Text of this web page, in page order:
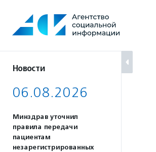
содержанию
Новости
06.08.2026
Минздрав уточнил
правила передачи
пациентам
незарегистрированных